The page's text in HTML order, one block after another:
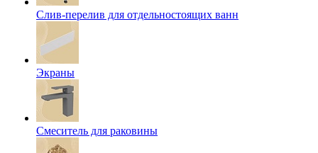
Слив-перелив для отдельностоящих ванн
Экраны
Смеситель для раковины